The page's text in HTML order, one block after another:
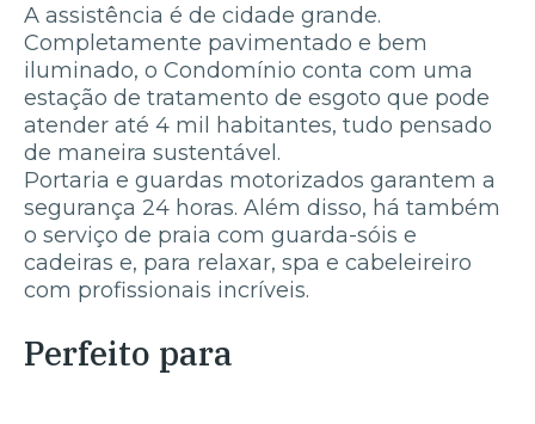
A assistência é de cidade grande.
Completamente pavimentado e bem
iluminado, o Condomínio conta com uma
estação de tratamento de esgoto que pode
atender até 4 mil habitantes, tudo pensado
de maneira sustentável.
Portaria e guardas motorizados garantem a
segurança 24 horas. Além disso, há também
o serviço de praia com guarda-sóis e
cadeiras e, para relaxar, spa e cabeleireiro
com profissionais incríveis.
Perfeito para